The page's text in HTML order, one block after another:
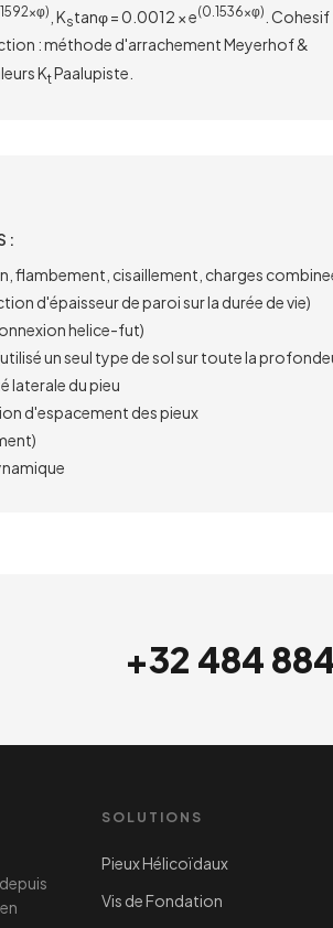
, Kstanφ = 0.0012 × e(0.1536×φ) . Cohesif
: méthode d'arrachement Meyerhof &
KtPaalupiste.
:
flambement, cisaillement, charges
d'épaisseur de paroi sur la durée de vie)
helice-fut)
un seul type de sol sur toute la
laterale du pieu
d'espacement des pieux
+32 484
SOLUTIONS
Pieux Hélicoïdaux
Vis de Fondation